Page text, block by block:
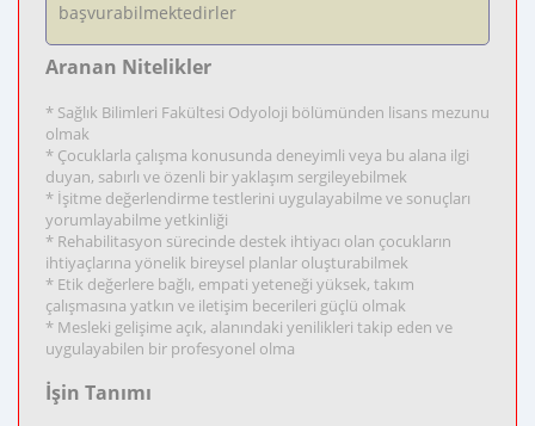
başvurabilmektedirler
Aranan Nitelikler
* Sağlık Bilimleri Fakültesi Odyoloji bölümünden lisans mezunu
olmak
* Çocuklarla çalışma konusunda deneyimli veya bu alana ilgi
duyan, sabırlı ve özenli bir yaklaşım sergileyebilmek
* İşitme değerlendirme testlerini uygulayabilme ve sonuçları
yorumlayabilme yetkinliği
* Rehabilitasyon sürecinde destek ihtiyacı olan çocukların
ihtiyaçlarına yönelik bireysel planlar oluşturabilmek
* Etik değerlere bağlı, empati yeteneği yüksek, takım
çalışmasına yatkın ve iletişim becerileri güçlü olmak
* Mesleki gelişime açık, alanındaki yenilikleri takip eden ve
uygulayabilen bir profesyonel olma
İşin Tanımı